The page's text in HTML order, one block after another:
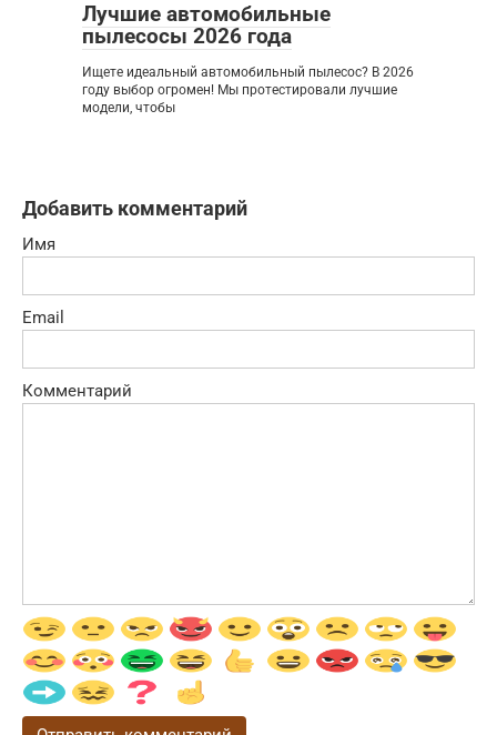
Лучшие автомобильные
пылесосы 2026 года
Ищете идеальный автомобильный пылесос? В 2026
году выбор огромен! Мы протестировали лучшие
модели, чтобы
Добавить комментарий
Имя
Email
Комментарий